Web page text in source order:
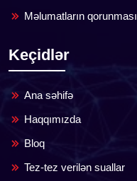
Məlumatların qorunması
Keçidlər
Ana səhifə
Haqqımızda
Bloq
Tez-tez verilən suallar